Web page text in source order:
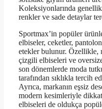
Koleksiyonlarında
renkler ve sade detaylar
Sportmax’in popüler
elbiseler, ceketler,
etekler bulunur. Özellikle,
çizgili elbiseleri ve
son dönemlerde moda
tarafından sıklıkla tercih
Ayrıca, markanın eşsiz
modern kesimleriyle
elbiseleri de oldukça